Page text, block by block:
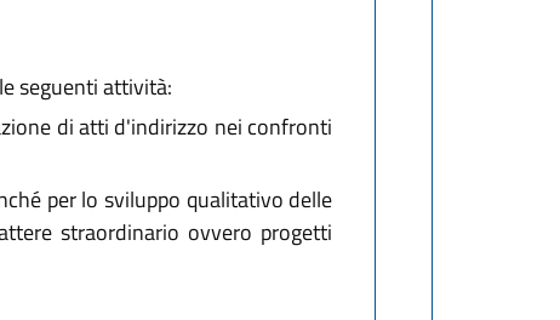
seguenti attività:
di atti d'indirizzo nei confronti
per lo sviluppo qualitativo delle
straordinario ovvero progetti